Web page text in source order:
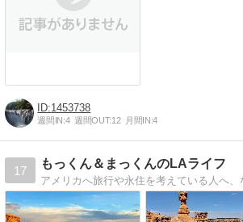
1453738
週間IN:4 週間OUT:12 月間IN:4
17
もっくん＆まっくんのLAライフ